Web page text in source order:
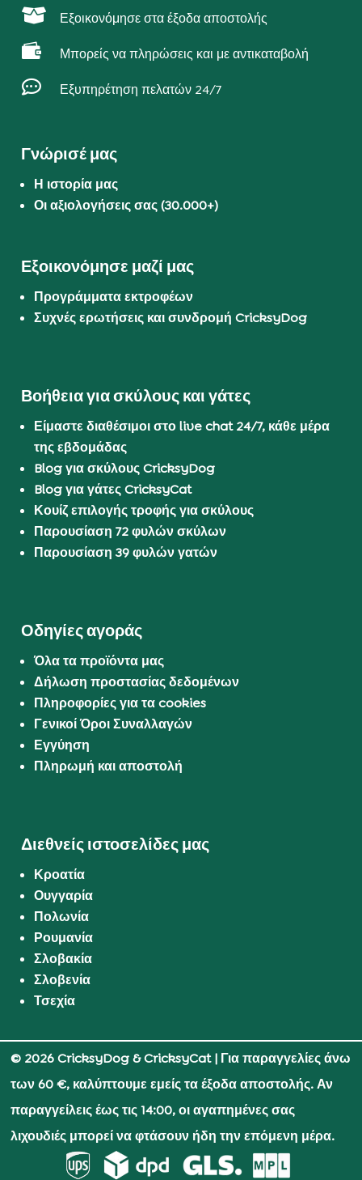
 Εξοικονόμησε στα έξοδα αποστολής
 Μπορείς να πληρώσεις και με αντικαταβολή
 Εξυπηρέτηση πελατών 24/7
Γνώρισέ μας
Η ιστορία μας
Οι αξιολογήσεις σας (30.000+)
Εξοικονόμησε μαζί μας
Προγράμματα εκτροφέων
Συχνές ερωτήσεις και συνδρομή CricksyDog
Βοήθεια για σκύλους και γάτες
Είμαστε διαθέσιμοι στο live chat 24/7, κάθε μέρα
της εβδομάδας
Blog για σκύλους CricksyDog
Blog για γάτες CricksyCat
Κουίζ επιλογής τροφής για σκύλους
Παρουσίαση 72 φυλών σκύλων
Παρουσίαση 39 φυλών γατών
Οδηγίες αγοράς
Όλα τα προϊόντα μας
Δήλωση προστασίας δεδομένων
Πληροφορίες για τα cookies
Γενικοί Όροι Συναλλαγών
Εγγύηση
Πληρωμή και αποστολή
Διεθνείς ιστοσελίδες μας
Κροατία
Ουγγαρία
Πολωνία
Ρουμανία
Σλοβακία
Σλοβενία
Τσεχία
© 2026 CricksyDog & CricksyCat| Για παραγγελίες άνω
των 60 €, καλύπτουμε εμείς τα έξοδα αποστολής. Αν
παραγγείλεις έως τις 14:00, οι αγαπημένες σας
λιχουδιές μπορεί να φτάσουν ήδη την επόμενη μέρα.